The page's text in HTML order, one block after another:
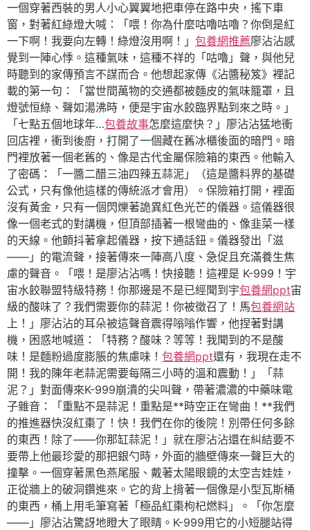
一個穿著西裝的男人小心翼翼地把車停在路中央，搖下車
窗，對著紅綠燈大喊：「喂！你為什麼咕嚕咕嚕？你倒是紅
一下啊！我要向左轉！綠燈沒用啊！」 包養網推薦廖沾沾感
覺到一陣心悸。這種氣味，這種不祥的「咕嚕」聲，與他兒
時聽到的家傳預言不謀而合。他想起家傳《沾醬秘笈》裡記
載的第一句：「當世間萬物的交通都被麵皮的氣味籠罩，且
燈號恒綠、聲如湯沸時，便是宇宙水餃臨界點到來之時。」
「七點五個地球年…包養故事怎麼這麼快？」廖沾沾猛地衝
回店裡，衝到後廚，打開了一個藏在舊冰櫃後面的暗門。暗
門裡放著一個老舊的、像是古代金屬保險箱的東西。他輸入
了密碼：「一醬二醋三油四辣五蒜泥」（這是醬料界的基礎
公式，只有像他這樣的傳統派才會用）。保險箱打開，裡面
沒有黃金，只有一個閃爍著詭異紅色光芒的儀器。這儀器很
像一個老式的對講機，但頂部插著一根彎曲的、像韭菜一樣
的天線。他顫抖著拿起儀器，按下通話鈕。儀器發出「滋
——」的電流聲，接著傳來一陣高八度、急促且充滿養生焦
慮的聲音。「喂！是廖沾沾嗎！快接聽！這裡是 K-999！宇
宙水餃聯盟特級特務！你那邊是不是已經聞到宇包養網ppt宙
級的酸味了？我們需要你的蒜泥！你被徵召了！馬包養網站
上！」廖沾沾的耳朵被這聲音震得嗡嗡作響，他捏著對講
機，困惑地喊道：「特務？酸味？等等！我聞到的不是酸
味！是麵粉過度膨脹的焦慮味！ 包養網ppt還有，我現在走不
開！我的陳年老蒜泥需要每隔三小時的溫和震動！」「蒜
泥？」對面傳來K-999崩潰的尖叫聲，帶著濃濃的中藥味電
子雜音：「重點不是蒜泥！重點是**時空正在彎曲！**我們
的推進器快沒紅棗了！快！我們在你的後院！別帶任何多餘
的東西！除了——你那缸蒜泥！」就在廖沾沾還在糾結要不
要帶上他最珍愛的那把銀勺時，外面的牆壁傳來一聲巨大的
撞擊。一個穿著黑色燕尾服、戴著太陽眼鏡的太空吉娃娃，
正從牆上的破洞鑽進來。它的背上揹著一個像是小型瓦斯桶
的東西，桶上用毛筆寫著「極品紅棗枸杞燃料」。「你怎麼
——」廖沾沾驚訝地瞪大了眼睛。K-999用它的小短腿站得